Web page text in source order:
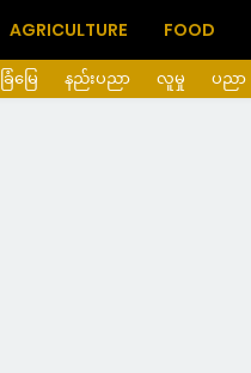
AGRICULTURE FOOD
မြေ နည်းပညာ လူမှု ပညာ